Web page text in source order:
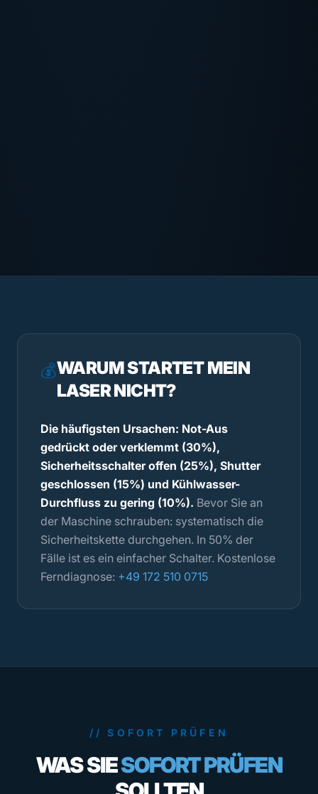
💰WARUM STARTET MEIN
LASER NICHT?
Die häufigsten Ursachen: Not-Aus
gedrückt oder verklemmt (30%),
Sicherheitsschalter offen (25%), Shutter
geschlossen (15%) und Kühlwasser-
Durchfluss zu gering (10%). Bevor Sie an
der Maschine schrauben: systematisch die
Sicherheitskette durchgehen. In 50% der
Fälle ist es ein einfacher Schalter. Kostenlose
Ferndiagnose: +49 172 510 0715
// SOFORT PRÜFEN
WAS SIESOFORT PRÜFEN